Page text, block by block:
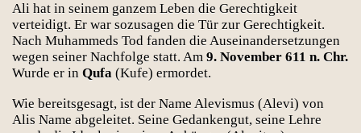
Ali hat in seinem ganzem Leben die Gerechtigkeit
verteidigt. Er war sozusagen die Tür zur Gerechtigkeit.
Nach Muhammeds Tod fanden die Auseinandersetzungen
wegen seiner Nachfolge statt. Am 9. November 611 n. Chr.
Wurde er in Qufa (Kufe) ermordet.
Wie bereitsgesagt, ist der Name Alevismus (Alevi) von
Alis Name abgeleitet. Seine Gedankengut, seine Lehre